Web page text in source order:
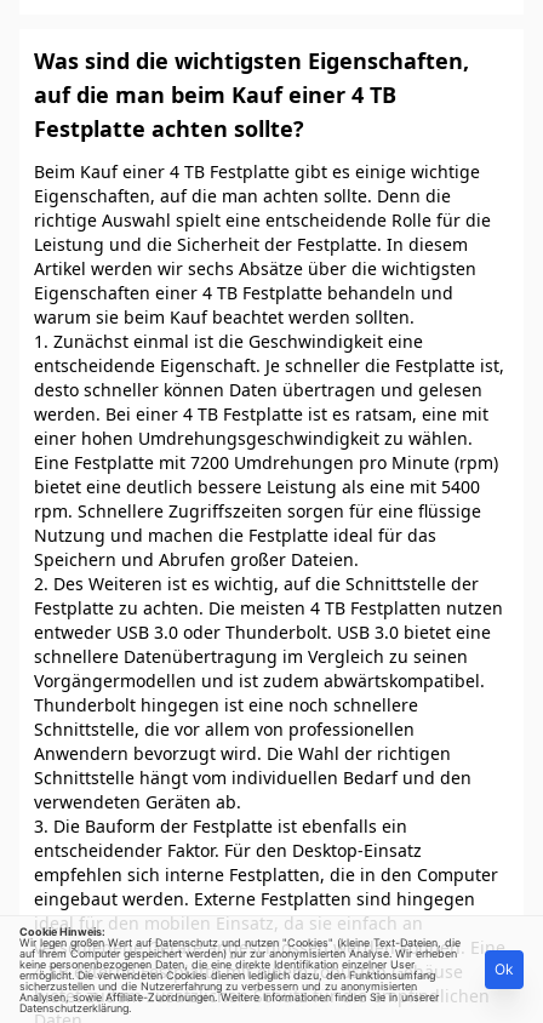
Was sind die wichtigsten Eigenschaften,
auf die man beim Kauf einer 4 TB
Festplatte achten sollte?
Beim Kauf einer 4 TB Festplatte gibt es einige wichtige
Eigenschaften, auf die man achten sollte. Denn die
richtige Auswahl spielt eine entscheidende Rolle für die
Leistung und die Sicherheit der Festplatte. In diesem
Artikel werden wir sechs Absätze über die wichtigsten
Eigenschaften einer 4 TB Festplatte behandeln und
warum sie beim Kauf beachtet werden sollten.
1. Zunächst einmal ist die Geschwindigkeit eine
entscheidende Eigenschaft. Je schneller die Festplatte ist,
desto schneller können Daten übertragen und gelesen
werden. Bei einer 4 TB Festplatte ist es ratsam, eine mit
einer hohen Umdrehungsgeschwindigkeit zu wählen.
Eine Festplatte mit 7200 Umdrehungen pro Minute (rpm)
bietet eine deutlich bessere Leistung als eine mit 5400
rpm. Schnellere Zugriffszeiten sorgen für eine flüssige
Nutzung und machen die Festplatte ideal für das
Speichern und Abrufen großer Dateien.
2. Des Weiteren ist es wichtig, auf die Schnittstelle der
Festplatte zu achten. Die meisten 4 TB Festplatten nutzen
entweder USB 3.0 oder Thunderbolt. USB 3.0 bietet eine
schnellere Datenübertragung im Vergleich zu seinen
Vorgängermodellen und ist zudem abwärtskompatibel.
Thunderbolt hingegen ist eine noch schnellere
Schnittstelle, die vor allem von professionellen
Anwendern bevorzugt wird. Die Wahl der richtigen
Schnittstelle hängt vom individuellen Bedarf und den
verwendeten Geräten ab.
3. Die Bauform der Festplatte ist ebenfalls ein
entscheidender Faktor. Für den Desktop-Einsatz
empfehlen sich interne Festplatten, die in den Computer
eingebaut werden. Externe Festplatten sind hingegen
ideal für den mobilen Einsatz, da sie einfach an
verschiedene Geräte angeschlossen werden können. Eine
4 TB externe Festplatte mit einem robusten Gehäuse
bietet zudem zusätzlichen Schutz für die empfindlichen
Cookie Hinweis:
Wir legen großen Wert auf Datenschutz und nutzen "Cookies" (kleine Text-Dateien, die
auf Ihrem Computer gespeichert werden) nur zur anonymisierten Analyse. Wir erheben
keine personenbezogenen Daten, die eine direkte Identifikation einzelner User
ermöglicht. Die verwendeten Cookies dienen lediglich dazu, den Funktionsumfang
sicherzustellen und die Nutzererfahrung zu verbessern und zu anonymisierten
Analysen, sowie Affiliate-Zuordnungen. Weitere Informationen finden Sie in unserer
Datenschutzerklärung
Ok